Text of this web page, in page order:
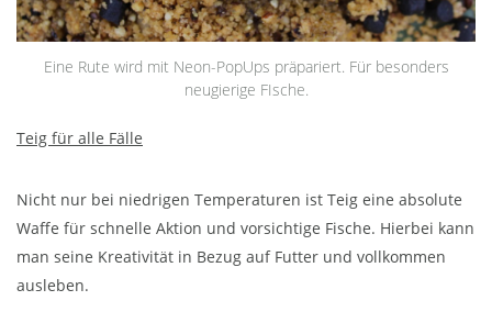
Eine Rute wird mit Neon-PopUps präpariert. Für besonders
neugierige FIsche.
Teig für alle Fälle
Nicht nur bei niedrigen Temperaturen ist Teig eine absolute
Waffe für schnelle Aktion und vorsichtige Fische. Hierbei kann
man seine Kreativität in Bezug auf Futter und vollkommen
ausleben.